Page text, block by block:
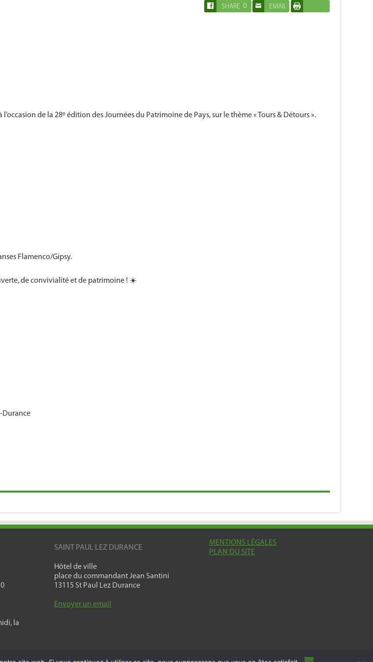
SHARE 0 EMAIL
de la 28ᵉ édition des Journées du Patrimoine de Pays, sur le thème « Tours & Détours ».
Flamenco/Gipsy.
de convivialité et de patrimoine ! ☀️
Durance
la
SAINT PAUL LEZ DURANCE
Hôtel de ville
place du commandant Jean Santini
13115 St Paul Lez Durance
Envoyer un email
MENTIONS LÉGALES
PLAN DU SITE